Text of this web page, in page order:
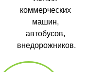
коммерческих
машин,
автобусов,
внедорожников.